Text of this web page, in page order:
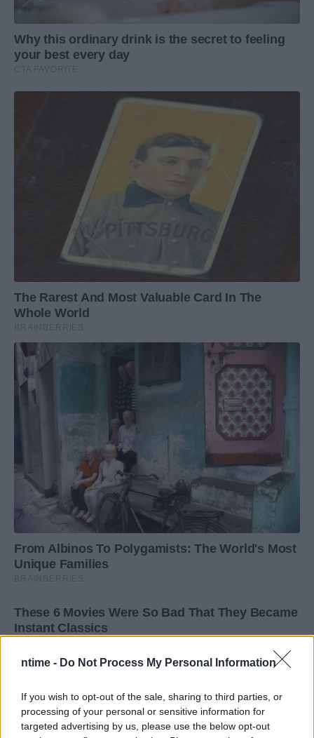
ntime - Do Not Process My Personal Information
If you wish to opt-out of the sale, sharing to third parties, or
processing of your personal or sensitive information for
targeted advertising by us, please use the below opt-out